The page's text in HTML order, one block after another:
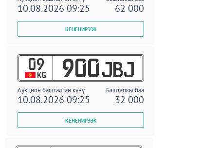
10.08.2026 09:25 62 000
09
KG 900 JBJ
Аукцион башталган күнү Баштапкы баа
10.08.2026 09:25 32 000